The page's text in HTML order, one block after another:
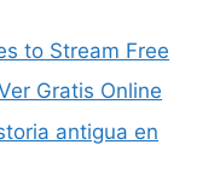
to Stream Free
Gratis Online
antigua en